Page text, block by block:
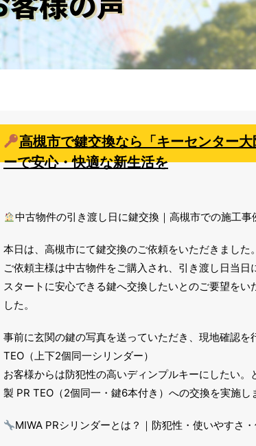
高槻市で鍵交換なら「キーセンター
ーで安心・快適な新生活を
中古物件の引き渡し日に鍵交換｜高槻市での施工事
本日は、高槻市にて鍵交換のご依頼をいただきました。
ご依頼主様は中古物件をご購入され、引き渡し日当
スタートに安心できる鍵へ交換したいとのご要望を
した。
事前に玄関の鍵の写真を送っていただき、現地確認
TEO（上下2個同一シリンダー）
お客様からは防犯性の高いディンプルキーにしたい
製 PR TEO（2個同一・鍵6本付き）への交換を実施し
MIWA PRシリンダーとは？｜防犯性・使いやすさ